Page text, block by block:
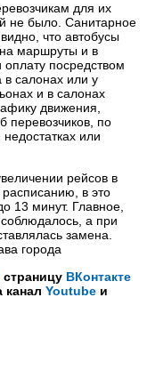
для их
не было. Санитарное
что автобусы
маршруты и в
посредством
в салонах или у
и в салонах
движения,
перевозчиков, по
или
рейсов в
в это
13 минут. Главное,
а при
замена.
города
страницу ВКонтакте
канал Youtube и